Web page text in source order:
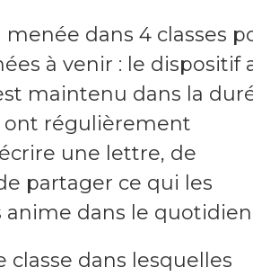
menée dans 4 classes
à venir : le dispositif
maintenu dans la
ont régulièrement
une lettre, de
partager ce qui les
anime dans le
classe dans lesquelles